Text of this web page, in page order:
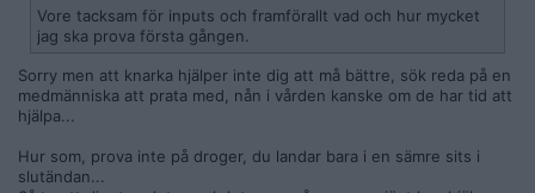
Vore tacksam för inputs och framförallt vad och hur mycket
jag ska prova första gången.
Sorry men att knarka hjälper inte dig att må bättre, sök reda på en
medmänniska att prata med, nån i vården kanske om de har tid att
hjälpa...
Hur som, prova inte på droger, du landar bara i en sämre sits i
slutändan...